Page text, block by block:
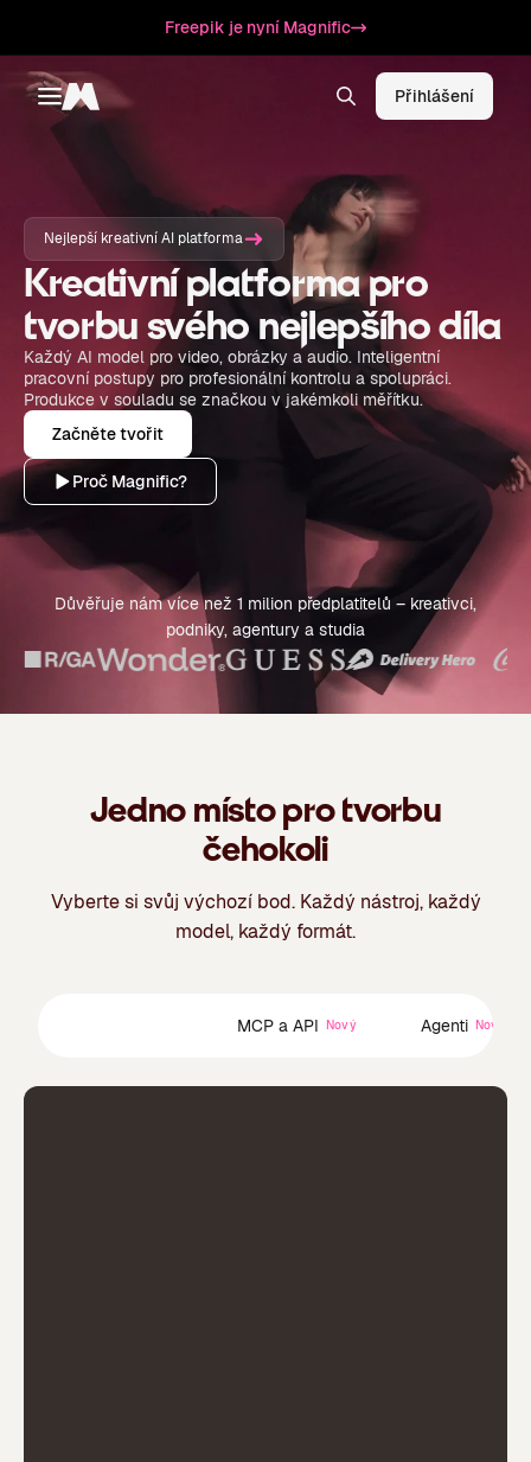
Freepik je nyní Magnific
Toggle menu
Magnific Přihlášení
Nejlepší kreativní AI platforma
Kreativní platforma pro
tvorbu svého nejlepšího díla
Každý AI model pro video, obrázky a audio. Inteligentní
pracovní postupy pro profesionální kontrolu a spolupráci.
Produkce v souladu se značkou v jakémkoli měřítku.
Začněte tvořit
Proč Magnific?
Důvěřuje nám více než 1 milion předplatitelů – kreativci,
podniky, agentury a studia
Jedno místo pro tvorbu
čehokoli
Vyberte si svůj výchozí bod. Každý nástroj, každý
model, každý formát.
MCP a API Nový Agenti Nový